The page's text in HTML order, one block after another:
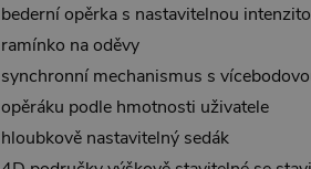
bederní opěrka s nastavitelnou
ramínko na oděvy
synchronní mechanismus s
opěráku podle hmotnosti uživatele
hloubkově nastavitelný sedák